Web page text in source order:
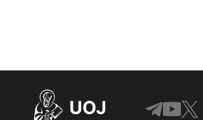
UOJ